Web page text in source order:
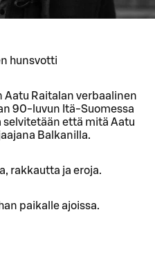
hunsvotti
Aatu Raitalan verbaalinen
90-luvun Itä-Suomessa
että mitä Aatu
Balkanilla.
rakkautta ja eroja.
paikalle ajoissa.